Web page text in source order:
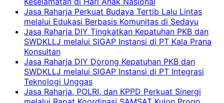
Jasa Raharja Perkuat Budaya Tertib Lalu Lintas
melalui Edukasi Berbasis Komunitas di Sedayu
Jasa Raharja DIY Tingkatkan Kepatuhan PKB dan
SWDKLLJ melalui SIGAP Instansi di PT Kala Prana
Konsultan
Jasa Raharja DIY Dorong Kepatuhan PKB dan
SWDKLLJ melalui SIGAP Instansi di PT Integrasi
Teknologi Unggas
Jasa Raharja, POLRI, dan KPPD Perkuat Sinergi